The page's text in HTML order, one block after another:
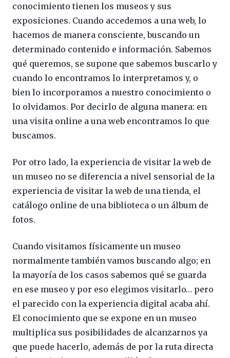
conocimiento tienen los museos y sus
exposiciones. Cuando accedemos a una web, lo
hacemos de manera consciente, buscando un
determinado contenido e información. Sabemos
qué queremos, se supone que sabemos buscarlo y
cuando lo encontramos lo interpretamos y, o
bien lo incorporamos a nuestro conocimiento o
lo olvidamos. Por decirlo de alguna manera: en
una visita online a una web encontramos lo que
buscamos.
Por otro lado, la experiencia de visitar la web de
un museo no se diferencia a nivel sensorial de la
experiencia de visitar la web de una tienda, el
catálogo online de una biblioteca o un álbum de
fotos.
Cuando visitamos físicamente un museo
normalmente también vamos buscando algo; en
la mayoría de los casos sabemos qué se guarda
en ese museo y por eso elegimos visitarlo… pero
el parecido con la experiencia digital acaba ahí.
El conocimiento que se expone en un museo
multiplica sus posibilidades de alcanzarnos ya
que puede hacerlo, además de por la ruta directa